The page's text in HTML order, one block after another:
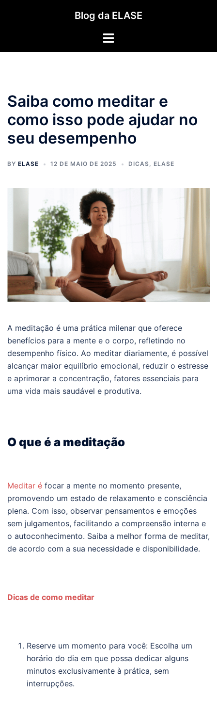
Blog da ELASE
Toggle
Saiba como meditar e
como isso pode ajudar no
seu desempenho
BY ELASE 12 DE MAIO DE 2025 DICAS, ELASE
A meditação é uma prática milenar que oferece
benefícios para a mente e o corpo, refletindo no
desempenho físico. Ao meditar diariamente, é possível
alcançar maior equilíbrio emocional, reduzir o estresse
e aprimorar a concentração, fatores essenciais para
uma vida mais saudável e produtiva.
O que é a meditação
Meditar é focar a mente no momento presente,
promovendo um estado de relaxamento e consciência
plena. Com isso, observar pensamentos e emoções
sem julgamentos, facilitando a compreensão interna e
o autoconhecimento. Saiba a melhor forma de meditar,
de acordo com a sua necessidade e disponibilidade.
Dicas de como meditar
Reserve um momento para você: Escolha um
horário do dia em que possa dedicar alguns
minutos exclusivamente à prática, sem
interrupções.